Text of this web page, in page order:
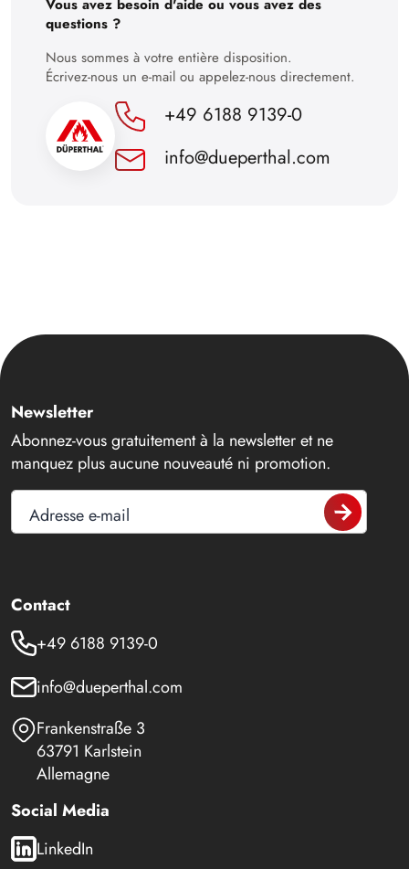
Vous avez besoin d'aide ou vous avez des
questions ?
Nous sommes à votre entière disposition.
Écrivez-nous un e-mail ou appelez-nous directement.
+49 6188 9139-0
info@dueperthal.com
Newsletter
Abonnez-vous gratuitement à la newsletter et ne
manquez plus aucune nouveauté ni promotion.
Adresse e-mail
Contact
+49 6188 9139-0
info@dueperthal.com
Frankenstraße 3
63791 Karlstein
Allemagne
Social Media
LinkedIn